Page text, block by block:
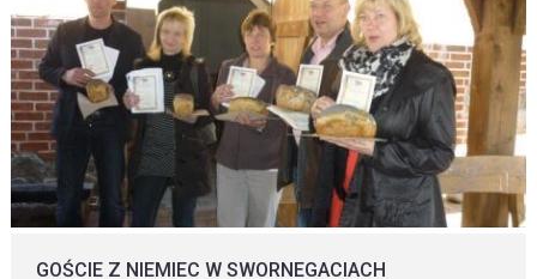
GOŚCIE Z NIEMIEC W SWORNEGACIACH